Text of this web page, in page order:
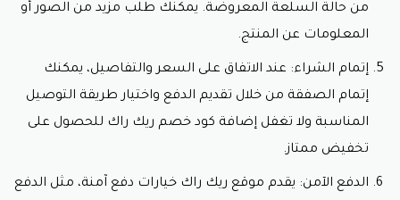
وسيلة رائعة لتوفير المال والاستفادة من تجربة تسوق
مميزة. في هذا السياق، يقدم موقع ريك راك كود خصم يمكن
توفير مالي:كود خصم ريك راكيسمح للعملاء بالحصول
على خصم مباشر على سلعهم، مما يقلل من تكلفة
الشراء بشكل كبير.
مجموعة متنوعة من المنتجات: يمكن استخدام
كود
خصم ريك راك على مجموعة واسعة من المنتجات
من حالة السلعة المعروضة. يمكنك طلب مزيد من الصور أو
المعلومات عن المنتج.
إتمام الشراء: عند الاتفاق على السعر والتفاصيل، يمكنك
إتمام الصفقة من خلال تقديم الدفع واختيار طريقة التوصيل
المناسبة ولا تغفل إضافة كود خصم ريك راك للحصول على
تخفيض ممتاز.
الدفع الآمن: يقدم موقع ريك راك خيارات دفع آمنة، مثل الدفع